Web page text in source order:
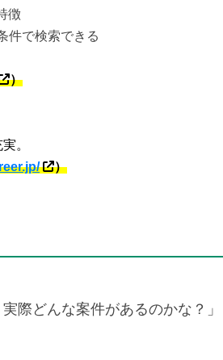
徴
件で検索できる
）
。
）
際どんな案件があるのかな？」